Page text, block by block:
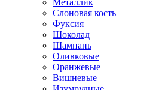
Металлик
Слоновая кость
Фуксия
Шоколад
Шампань
Оливковые
Оранжевые
Вишневые